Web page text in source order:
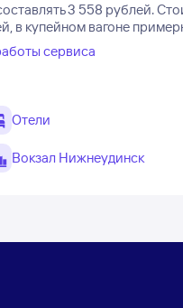
3 558 рублей.
в купейном вагоне
сервиса
Отели
Вокзал Нижнеудинск